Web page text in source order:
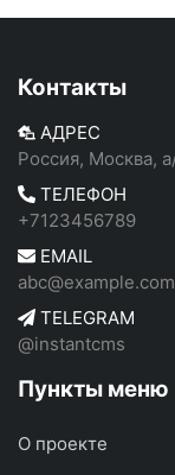
Контакты
АДРЕС
Россия, Москва,
ТЕЛЕФОН
+7123456789
EMAIL
abc@example.com
TELEGRAM
@instantcms
Пункты меню
О проекте